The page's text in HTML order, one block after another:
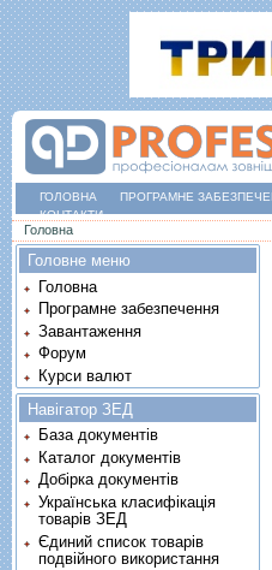
ГОЛОВНА ПРОГРАМНЕ
КОНТАКТИ
Ви є тут
Головна
Головне меню
Головна
Програмне забезпечення
Завантаження
Форум
Курси валют
Навігатор ЗЕД
База документів
Каталог документів
Добірка документів
Українська класифікація
товарів ЗЕД
Єдиний список товарів
подвійного використання